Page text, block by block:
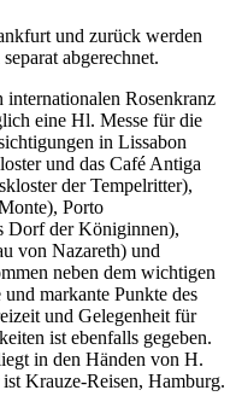
und zurück werden
abgerechnet.
Rosenkranz
eine Hl. Messe für die
in Lissabon
und das Café Antiga
der Tempelritter),
Porto
Dorf der Königinnen),
von Nazareth) und
neben dem wichtigen
markante Punkte des
und Gelegenheit für
ist ebenfalls gegeben.
in den Händen von H.
Krauze-Reisen, Hamburg.